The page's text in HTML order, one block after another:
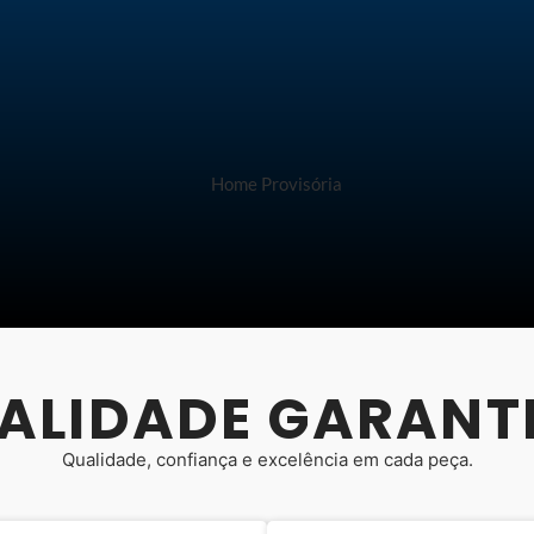
Qualidade, confiança e excelência em cada peça.